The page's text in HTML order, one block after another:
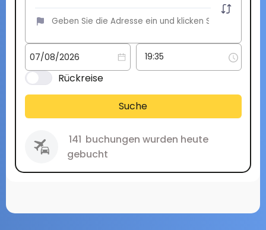
Rückreise
Suche
141 buchungen wurden heute
gebucht